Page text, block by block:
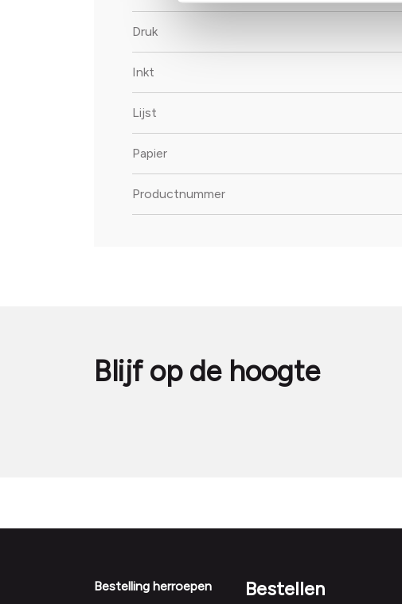
Druk
Inkt
Lijst
Papier
Productnummer
Blijf op de hoogte
Footer
Bestelling herroepen
Bestellen